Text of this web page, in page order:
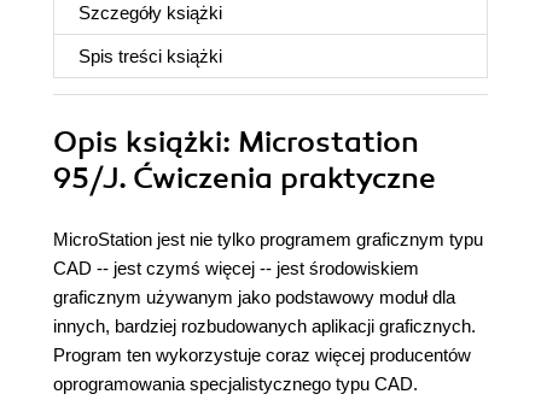
Szczegóły książki
Spis treści książki
Opis książki: Microstation
95/J. Ćwiczenia praktyczne
MicroStation jest nie tylko programem graficznym typu
CAD -- jest czymś więcej -- jest środowiskiem
graficznym używanym jako podstawowy moduł dla
innych, bardziej rozbudowanych aplikacji graficznych.
Program ten wykorzystuje coraz więcej producentów
oprogramowania specjalistycznego typu CAD.